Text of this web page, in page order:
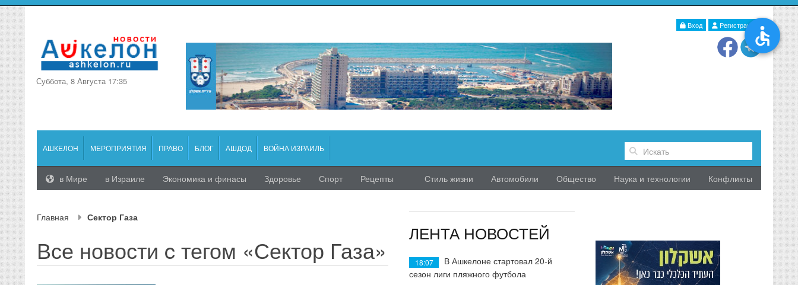
Вход Регистрация
Суббота, 8 Августа 17:35
АШКЕЛОН МЕРОПРИЯТИЯ ПРАВО БЛОГ АШДОД ВОЙНА ИЗРАИЛЬ
в Мире в Израиле Экономика и финасы Здоровье Спорт Рецепты Стиль жизни Автомобили Общество Наука и технологии Конфликты
Главная Сектор Газа
Все новости c тегом «Сектор Газа»
ЛЕНТА НОВОСТЕЙ
18:07
В Ашкелоне стартовал 20-й
сезон лиги пляжного футбола